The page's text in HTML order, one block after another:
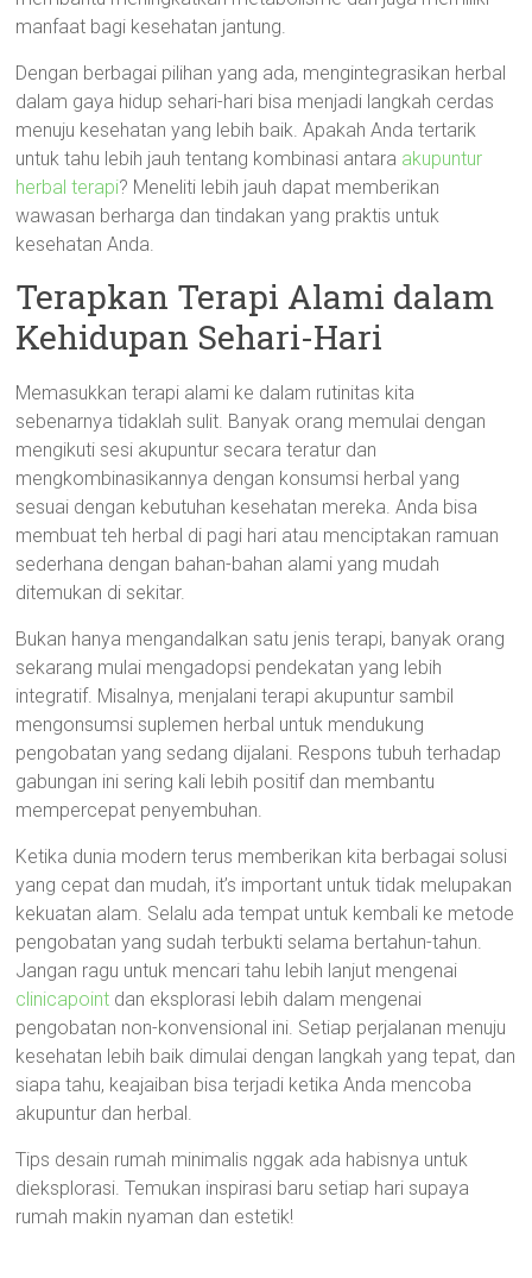
manfaat bagi kesehatan jantung.
Dengan berbagai pilihan yang ada, mengintegrasikan herbal
dalam gaya hidup sehari-hari bisa menjadi langkah cerdas
menuju kesehatan yang lebih baik. Apakah Anda tertarik
untuk tahu lebih jauh tentang kombinasi antara akupuntur
herbal terapi? Meneliti lebih jauh dapat memberikan
wawasan berharga dan tindakan yang praktis untuk
kesehatan Anda.
Terapkan Terapi Alami dalam
Kehidupan Sehari-Hari
Memasukkan terapi alami ke dalam rutinitas kita
sebenarnya tidaklah sulit. Banyak orang memulai dengan
mengikuti sesi akupuntur secara teratur dan
mengkombinasikannya dengan konsumsi herbal yang
sesuai dengan kebutuhan kesehatan mereka. Anda bisa
membuat teh herbal di pagi hari atau menciptakan ramuan
sederhana dengan bahan-bahan alami yang mudah
ditemukan di sekitar.
Bukan hanya mengandalkan satu jenis terapi, banyak orang
sekarang mulai mengadopsi pendekatan yang lebih
integratif. Misalnya, menjalani terapi akupuntur sambil
mengonsumsi suplemen herbal untuk mendukung
pengobatan yang sedang dijalani. Respons tubuh terhadap
gabungan ini sering kali lebih positif dan membantu
mempercepat penyembuhan.
Ketika dunia modern terus memberikan kita berbagai solusi
yang cepat dan mudah, it’s important untuk tidak melupakan
kekuatan alam. Selalu ada tempat untuk kembali ke metode
pengobatan yang sudah terbukti selama bertahun-tahun.
Jangan ragu untuk mencari tahu lebih lanjut mengenai
clinicapoint dan eksplorasi lebih dalam mengenai
pengobatan non-konvensional ini. Setiap perjalanan menuju
kesehatan lebih baik dimulai dengan langkah yang tepat, dan
siapa tahu, keajaiban bisa terjadi ketika Anda mencoba
akupuntur dan herbal.
Tips desain rumah minimalis nggak ada habisnya untuk
dieksplorasi. Temukan inspirasi baru setiap hari supaya
rumah makin nyaman dan estetik!